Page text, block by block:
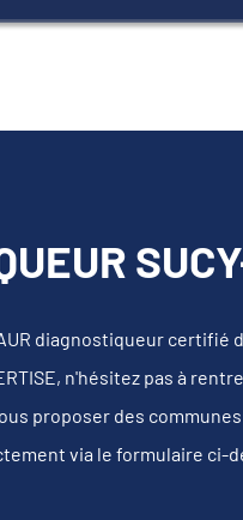
diagnostiqueur certifié
n'hésitez pas à
proposer des
via le formulaire ci-